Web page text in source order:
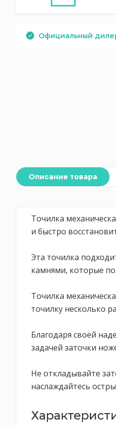
Официальный
Описание товара
Точилка
и быстро
Эта точилка
камнями, которые
Точилка
точилку несколько
Благодаря своей
задачей заточки
Не откладывайте
наслаждайтесь